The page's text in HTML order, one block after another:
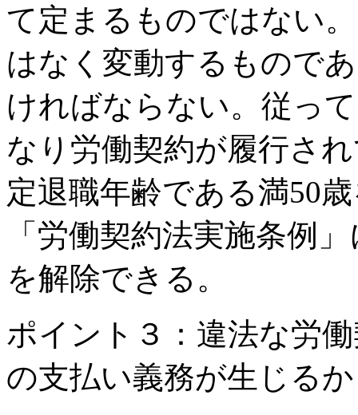
て定まるものではない
はなく変動するもので
ければならない。従っ
なり労働契約が履行さ
定退職年齢である満50
「労働契約法実施条例
を解除できる。
ポイント３：違法な労
の支払い義務が生じる